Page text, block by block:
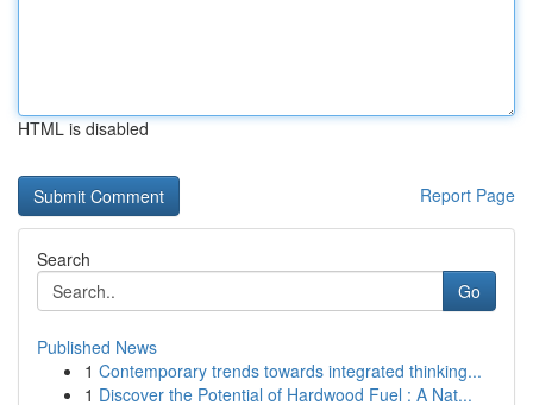
HTML is disabled
Report Page
Search
Go
Published News
1 Contemporary trends towards integrated thinking...
1 Discover the Potential of Hardwood Fuel : A Nat...